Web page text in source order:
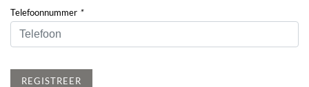
Telefoonnummer *
REGISTREER